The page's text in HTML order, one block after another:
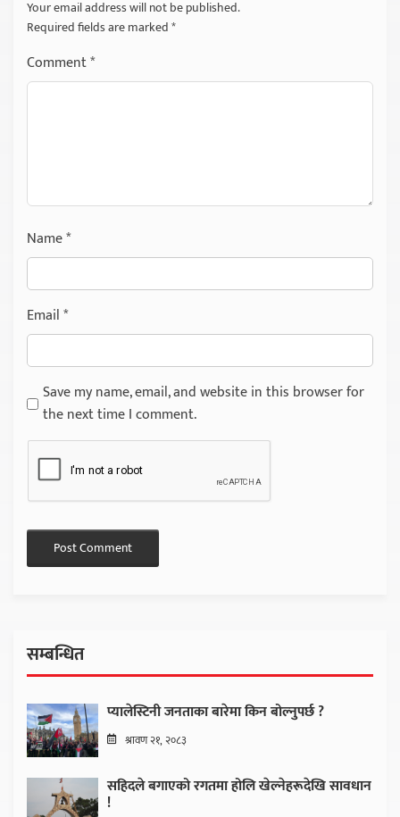
Your email address will not be published.
Required fields are marked*
Comment*
Name*
Email*
Save my name, email, and website in this browser for
the next time I comment.
सम्बन्धित
प्यालेस्टिनी जनताका बारेमा किन बोल्नुपर्छ ?
श्रावण २१, २०८३
सहिदले बगाएको रगतमा होलि खेल्नेहरूदेखि सावधान
!